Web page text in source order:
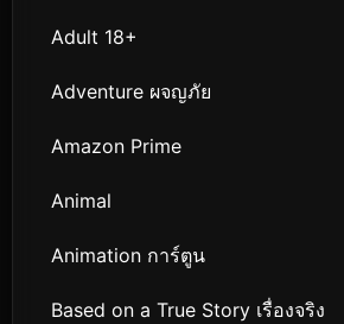
Adult 18+
Adventure ผจญภัย
Amazon Prime
Animal
Animation การ์ตูน
Based on a True Story เรื่องจริง